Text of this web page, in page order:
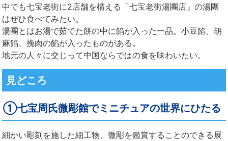
中でも七宝老街に2店舗を構える「七宝老街湯團店」の湯團
はぜひ食べてみたい。
湯團とはお湯で茹でた餅の中に餡が入った一品。小豆餡、胡
麻餡、挽肉の餡が入ったものがある。
地元の人々に交じって中国ならではの食を味わいたい。
見どころ
①七宝周氏微彫館でミニチュアの世界にひたる
細かい彫刻を施した細工物、微彫を鑑賞することのできる展